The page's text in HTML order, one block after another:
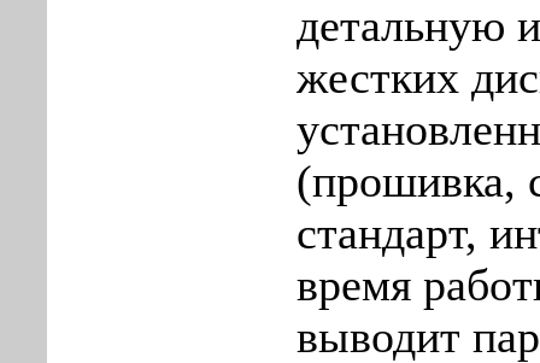
детальную
жестких
(прошивка,
стандарт,
время
выводит